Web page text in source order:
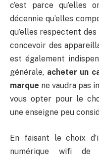
c’est parce
décennie qu’elles
qu’elles respectent
concevoir des
est également
générale, acheter un
marque ne vaudra pas
vous opter pour le
une enseigne peu
En faisant le choix
numérique wifi de